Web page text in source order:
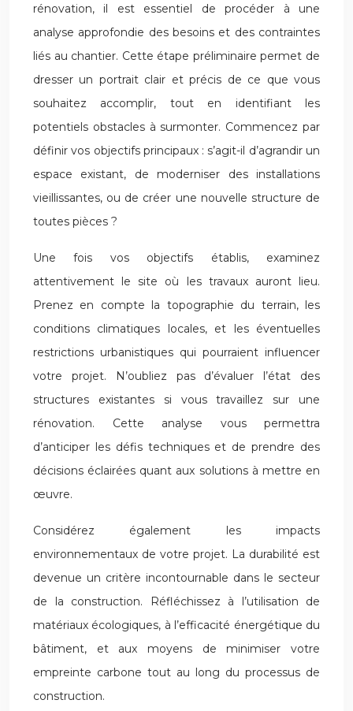
rénovation, il est essentiel de procéder à une
analyse approfondie des besoins et des contraintes
liés au chantier. Cette étape préliminaire permet de
dresser un portrait clair et précis de ce que vous
souhaitez accomplir, tout en identifiant les
potentiels obstacles à surmonter. Commencez par
définir vos objectifs principaux : s’agit-il d’agrandir un
espace existant, de moderniser des installations
vieillissantes, ou de créer une nouvelle structure de
toutes pièces ?
Une fois vos objectifs établis, examinez
attentivement le site où les travaux auront lieu.
Prenez en compte la topographie du terrain, les
conditions climatiques locales, et les éventuelles
restrictions urbanistiques qui pourraient influencer
votre projet. N’oubliez pas d’évaluer l’état des
structures existantes si vous travaillez sur une
rénovation. Cette analyse vous permettra
d’anticiper les défis techniques et de prendre des
décisions éclairées quant aux solutions à mettre en
œuvre.
Considérez également les impacts
environnementaux de votre projet. La durabilité est
devenue un critère incontournable dans le secteur
de la construction. Réfléchissez à l’utilisation de
matériaux écologiques, à l’efficacité énergétique du
bâtiment, et aux moyens de minimiser votre
empreinte carbone tout au long du processus de
construction.